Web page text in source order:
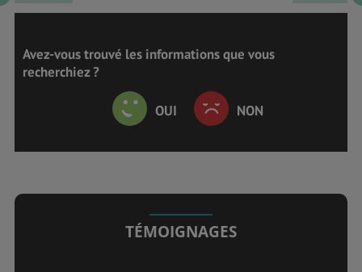
Avez-vous trouvé les informations que vous
recherchiez ?
OUI NON
TÉMOIGNAGES